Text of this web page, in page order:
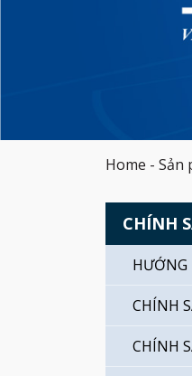
Home - Sản
CHÍNH
HƯỚNG
CHÍNH
CHÍNH